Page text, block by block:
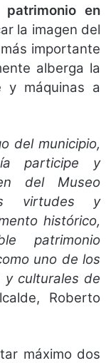
patrimonio en
la imagen del
importante
alberga la
y máquinas a
del municipio,
participe y
del Museo
virtudes y
histórico,
patrimonio
uno de los
y culturales de
Roberto
máximo dos